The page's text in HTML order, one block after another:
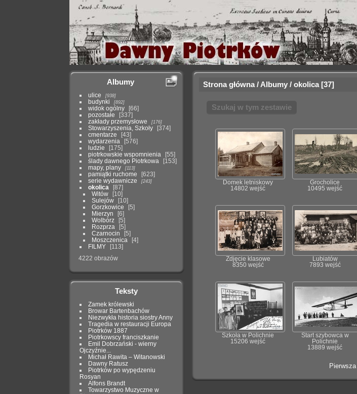
Albumy
ulice 938
budynki 892
widok ogólny
66
pozostałe
337
zakłady przemysłowe
176
Stowarzyszenia, Szkoły
374
cmentarze
43
wydarzenia
576
ludzie
175
piotrkowskie wspomnienia
55
ślady dawnego Piotrkowa
153
mapy, plany
113
pamiątki ruchome
623
serie wydawnicze
243
okolica
87
Witów
10
Sulejów
10
Gorzkowice
5
Mierzyn
6
Wolbórz
5
Rozprza
5
Czarnocin
5
Moszczenica
4
FILMY
113
4222 obrazów
Teksty
Zamek królewski
Browar Bartenbachów
Niezwykła historia siostry Anny
Tragedia w restauracji Europa
Piotrków 1887
Piotrkowscy franciszkanie
Emil Dobrzański - wierny
Ojczyźnie...
Michał Rawita – Witanowski
Dawny Ratusz
Piotrków po wypędzeniu
Rosyan
Alfons Brandt
Towarzystwo Muzyczne w
Strona główna/ Albumy/ okolica 37
Szukaj w tym zestawie
Domek letniskowy
14802 wejść
Grocholice
10495 wejść
Zdjęcie klasowe
8350 wejść
Lubiatów
7893 wejść
Szkoła w Polichnie
15206 wejść
Start szybowca w
Polichnie
13889 wejść
Pierwsza|